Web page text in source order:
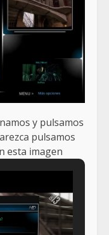
y pulsamos
pulsamos
esta imagen